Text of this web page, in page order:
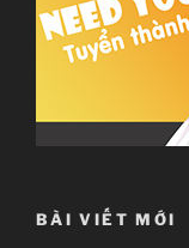
BÀI VIẾT MỚI